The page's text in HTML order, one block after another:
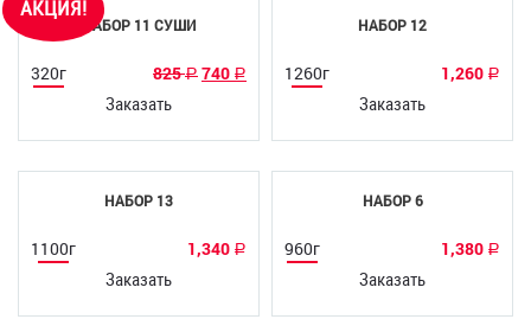
АКЦИЯ!
НАБОР 11 СУШИ
320г 825Р 740 Р
Заказать
НАБОР 12
1260г 1,260 Р
Заказать
НАБОР 13
1100г 1,340 Р
Заказать
НАБОР 6
960г 1,380 Р
Заказать